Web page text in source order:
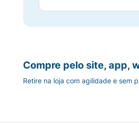
Material em
Segurança e
Leve e Ergonômica:
Compre pelo site, app,
Retire na loja com agilidade e sem